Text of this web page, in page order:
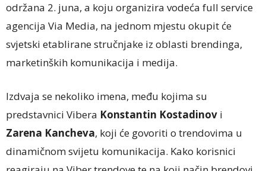
održana 2. juna, a koju organizira vodeća full service
agencija Via Media, na jednom mjestu okupit će
svjetski etablirane stručnjake iz oblasti brendinga,
marketinških komunikacija i medija.
Izdvaja se nekoliko imena, među kojima su
predstavnici Vibera Konstantin Kostadinov i
Zarena Kancheva, koji će govoriti o trendovima u
dinamičnom svijetu komunikacija. Kako korisnici